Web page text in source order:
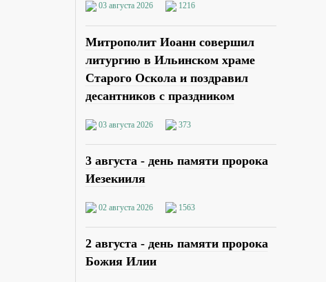
03 августа 2026 1216
Митрополит Иоанн совершил
литургию в Ильинском храме
Старого Оскола и поздравил
десантников с праздником
03 августа 2026 373
3 августа - день памяти пророка
Иезекииля
02 августа 2026 1563
2 августа - день памяти пророка
Божия Илии